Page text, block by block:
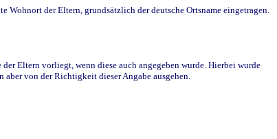
der Eltern, grundsätzlich der deutsche Ortsname eingetragen.
Eltern vorliegt, wenn diese auch angegeben wurde. Hierbei wurde
von der Richtigkeit dieser Angabe ausgehen.